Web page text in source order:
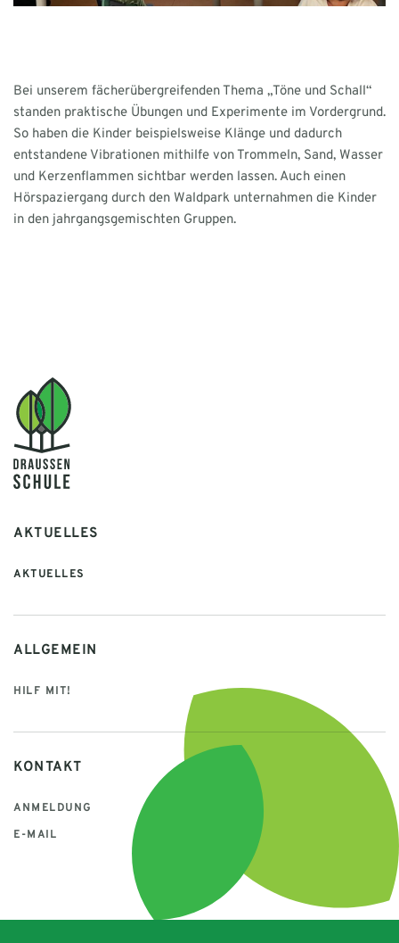
Bei unserem fächerübergreifenden Thema „Töne und Schall“
standen praktische Übungen und Experimente im Vordergrund.
So haben die Kinder beispielsweise Klänge und dadurch
entstandene Vibrationen mithilfe von Trommeln, Sand, Wasser
und Kerzenflammen sichtbar werden lassen. Auch einen
Hörspaziergang durch den Waldpark unternahmen die Kinder
in den jahrgangsgemischten Gruppen.
AKTUELLES
AKTUELLES
ALLGEMEIN
HILF MIT!
KONTAKT
ANMELDUNG
E-MAIL